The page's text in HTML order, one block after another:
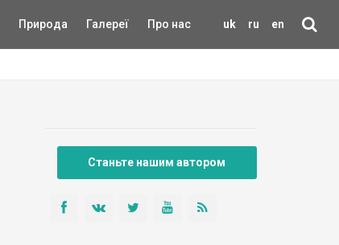
uk ru en
Природа Галереї Про нас
Станьте нашим автором